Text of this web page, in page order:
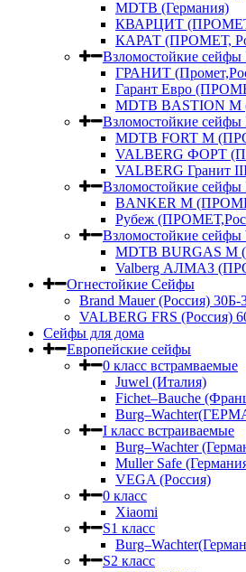
MDTB (Германия)
КВАРЦИТ
КАРАТ (ПРОМЕТ,
Взломостойкие сейфы
ГРАНИТ
Гарант Евро
MDTB BASTION
Взломостойкие сейфы
MDTB FORT M
VALBERG ФОРТ
VALBERG Гранит
Взломостойкие сейфы
BANKER M
Рубеж
Взломостойкие сейфы
MDTB BURGAS M
Valberg АЛМАЗ
Огнестойкие Сейфы
Brand Mauer (Россия) 30Б-
VALBERG FRS (Россия)
Сейфы для дома
Европейские сейфы
0 класс встрамваемые
Juwel (Италия)
Fichet–Bauche
I класс встраиваемые
Burg–Wachter
Muller Safe
VEGA (Россия)
0 класс
Xiaomi
S1 класс
S2 класс